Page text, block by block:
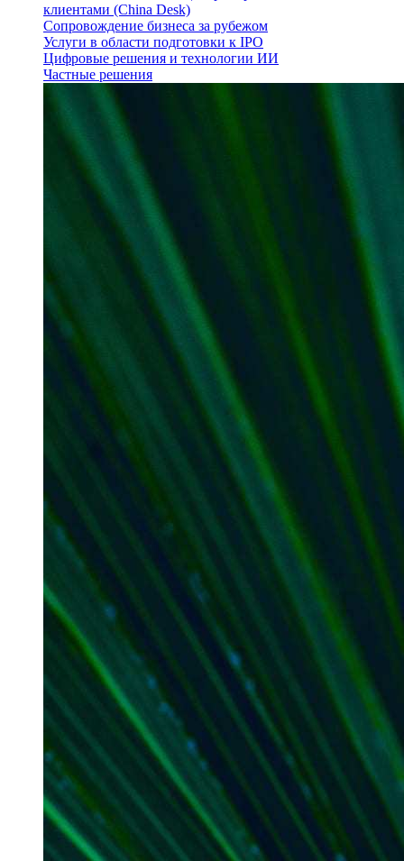
клиентами (China Desk)
Сопровождение бизнеса за рубежом
Услуги в области подготовки к IPO
Цифровые решения и технологии ИИ
Частные решения